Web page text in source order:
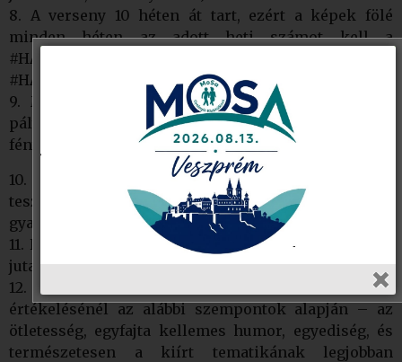
8. A verseny 10 héten át tart, ezért a képek fölé
minden héten az adott heti számot kell a
#HÁZIVERSENY mögé beírni: pl. #HÁZIVERSENY1,
#HÁZIVERSENY2, és így tovább.
9. Minden klub a heti verseny során csak 1 db
pályázatot adhat le, melyhez maximum 3 db
fényképet (lehetnek fotó montázsok is) csatolhat.
10. Azok a klubok, akik a hét során több túrát is
tesznek, ott egy pályázati anyagba összesűríthetik a
gyaloglásaik során készített legjobb fotóikat.
11. Hetenként a 3 legötletesebb beadott pályázat kap
jutalmat.
12. Az Alapítvány munkatársai a verseny
értékelésénél az alábbi szempontok alapján – az
ötletesség, egyfajta kellemes humor, egyediség, és
természetesen a kiírt tematikának legjobban